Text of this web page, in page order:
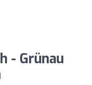
- Grünau